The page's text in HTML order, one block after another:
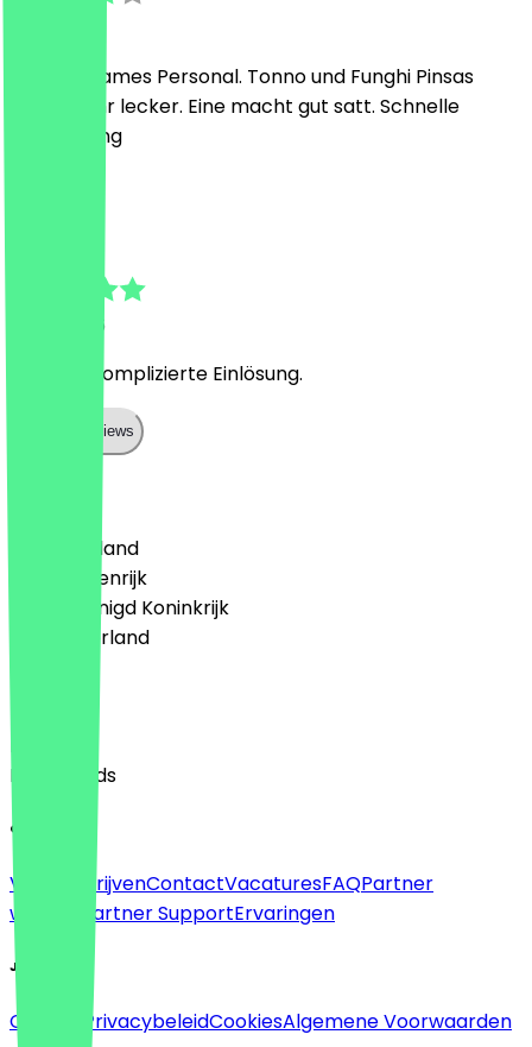
Aufmerksames Personal. Tonno und Funghi Pinsas
waren sehr lecker. Eine macht gut satt. Schnelle
Zubereitung
11 juni 2026
Super unkomplizierte Einlösung.
Show all reviews
🇩🇪 Duitsland
🇦🇹 Oostenrijk
🇬🇧 Verenigd Koninkrijk
🇳🇱 Nederland
English
Nederlands
Over
Voor bedrijvenContactVacaturesFAQPartner
worden
Partner SupportErvaringen
Juridisch
Colofon PrivacybeleidCookiesAlgemene Voorwaarden